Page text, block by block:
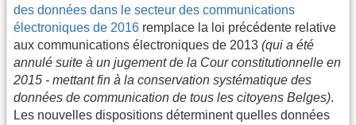
des données dans le secteur des communications
électroniques de 2016 remplace la loi précédente relative
aux communications électroniques de 2013 (qui a été
annulé suite à un jugement de la Cour constitutionnelle en
2015 - mettant fin à la conservation systématique des
données de communication de tous les citoyens Belges).
Les nouvelles dispositions déterminent quelles données